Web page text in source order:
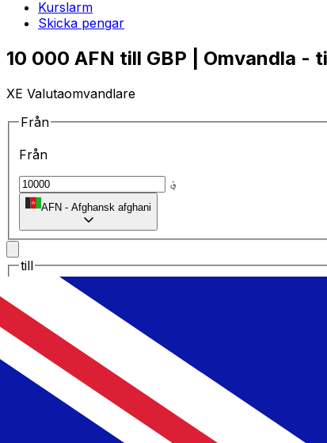
Kurslarm
Skicka pengar
10 000 AFN till GBP | Omvandla -
XE Valutaomvandlare
Från
Från
؋
AFN - Afghansk afghani
till
GBP Brittiskt pund
AFN= 011308
GBP
Mittkurs vid 07:32 UTC